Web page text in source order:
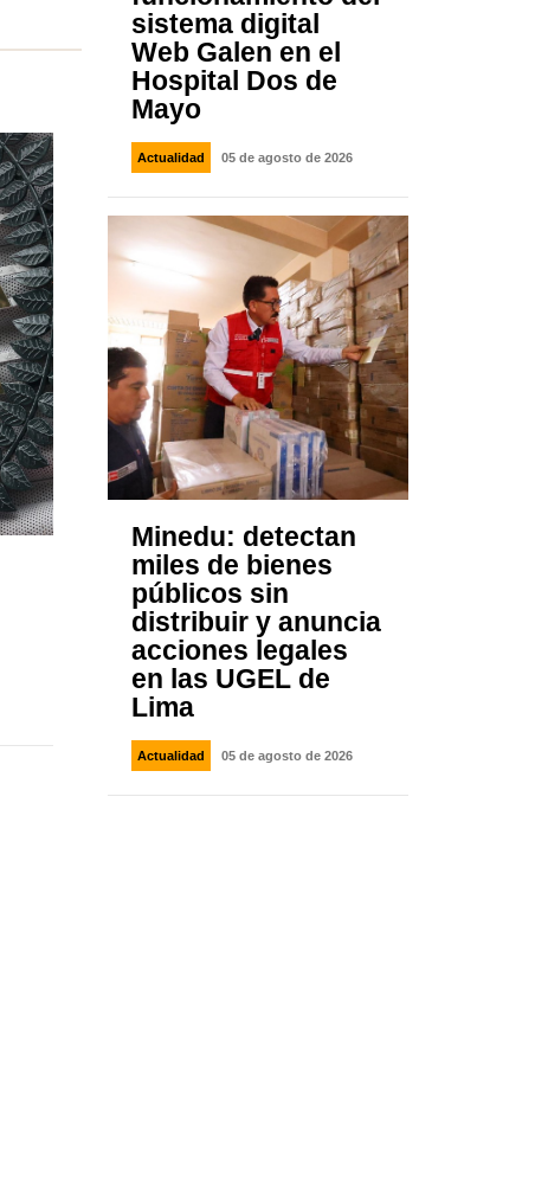
sistema digital
Web Galen en el
Hospital Dos de
Mayo
Actualidad 05 de agosto de 2026
Minedu: detectan
miles de bienes
públicos sin
distribuir y anuncia
acciones legales
en las UGEL de
Lima
Actualidad 05 de agosto de 2026